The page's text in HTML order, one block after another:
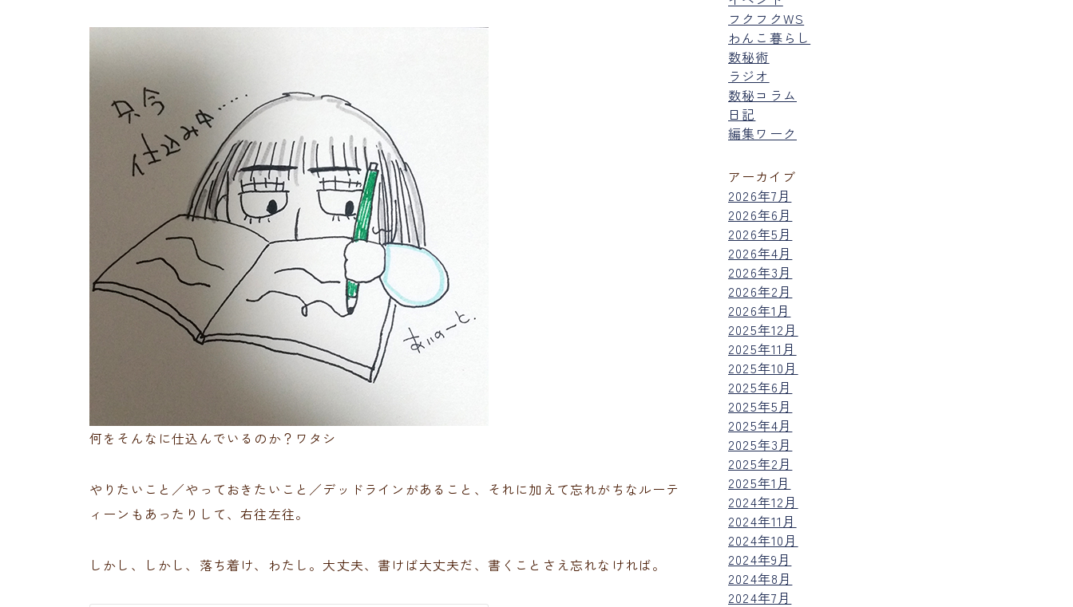
何をそんなに仕込んでいるのか？ワタシ
やりたいこと／やっておきたいこと／デッドラインがあること、それに加えて忘れがちなルーテ
ィーンもあったりして、右往左往。
しかし、しかし、落ち着け、わたし。大丈夫、書けば大丈夫だ、書くことさえ忘れなければ。
フクフクWS
わんこ暮らし
数秘術
ラジオ
数秘コラム
日記
編集ワーク
アーカイブ
2026年7月
2026年6月
2026年5月
2026年4月
2026年3月
2026年2月
2026年1月
2025年12月
2025年11月
2025年10月
2025年6月
2025年5月
2025年4月
2025年3月
2025年2月
2025年1月
2024年12月
2024年11月
2024年10月
2024年9月
2024年8月
2024年7月